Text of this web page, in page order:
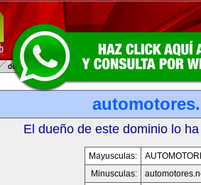
El dueño de este dominio lo
Mayusculas:
Minusculas: